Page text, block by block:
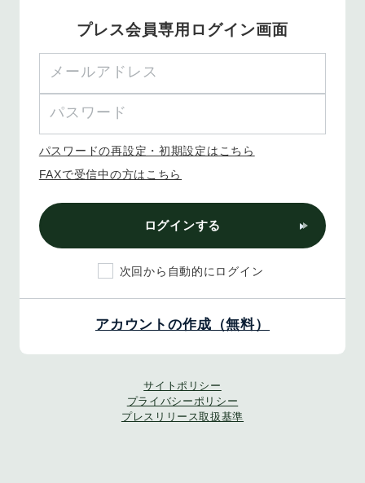
プレス会員専用ログイン画面
パスワードの再設定・初期設定はこちら
FAXで受信中の方はこちら
ログインする
次回から自動的にログイン
アカウントの作成（無料）
サイトポリシー
プライバシーポリシー
プレスリリース取扱基準